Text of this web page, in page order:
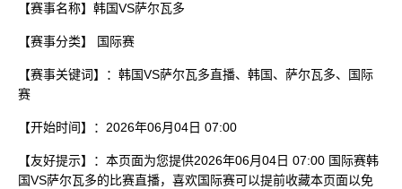
【赛事名称】韩国VS萨尔瓦多
【赛事分类】 国际赛
【赛事关键词】：韩国VS萨尔瓦多直播、韩国、萨尔瓦多、国际
赛
【开始时间】：2026年06月04日 07:00
【友好提示】：本页面为您提供2026年06月04日 07:00 国际赛韩
国VS萨尔瓦多的比赛直播，喜欢国际赛可以提前收藏本页面以免